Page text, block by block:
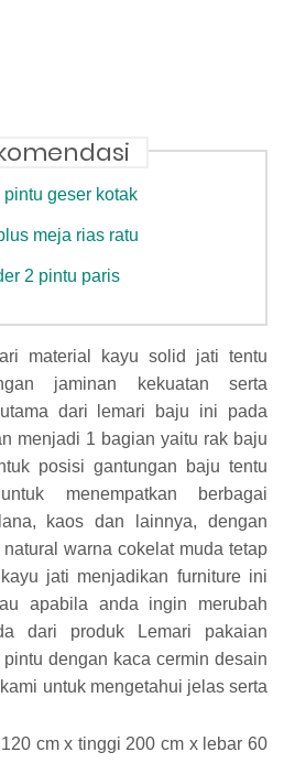
geser kotak
meja rias ratu
2 pintu paris
material kayu solid jati tentu
jaminan kekuatan serta
dari lemari baju ini pada
menjadi 1 bagian yaitu rak baju
posisi gantungan baju tentu
menempatkan berbagai
kaos dan lainnya, dengan
warna cokelat muda tetap
jati menjadikan furniture ini
apabila anda ingin merubah
dari produk Lemari pakaian
dengan kaca cermin desain
untuk mengetahui jelas serta
cm x tinggi 200 cm x lebar 60